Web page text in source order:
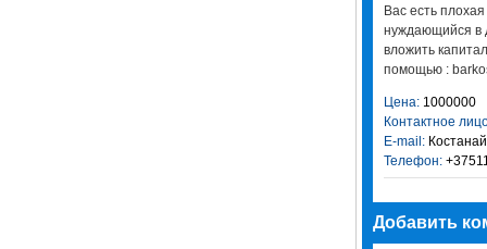
Вас есть
нуждающийся в
вложить
помощью :
Цена:1000000
Контактное
E-mail:Костанай
Телефон:
Добавить